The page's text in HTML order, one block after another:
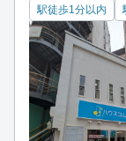
駅徒歩1分以内